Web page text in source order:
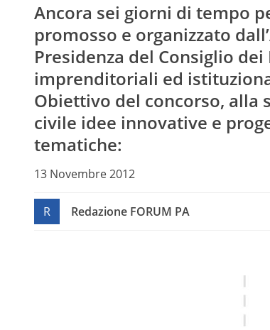
Ancora sei giorni di tempo
promosso e organizzato dall’
Presidenza del Consiglio
imprenditoriali ed
Obiettivo del concorso, alla
civile idee innovative e
tematiche:
13 Novembre 2012
R Redazione FORUM PA